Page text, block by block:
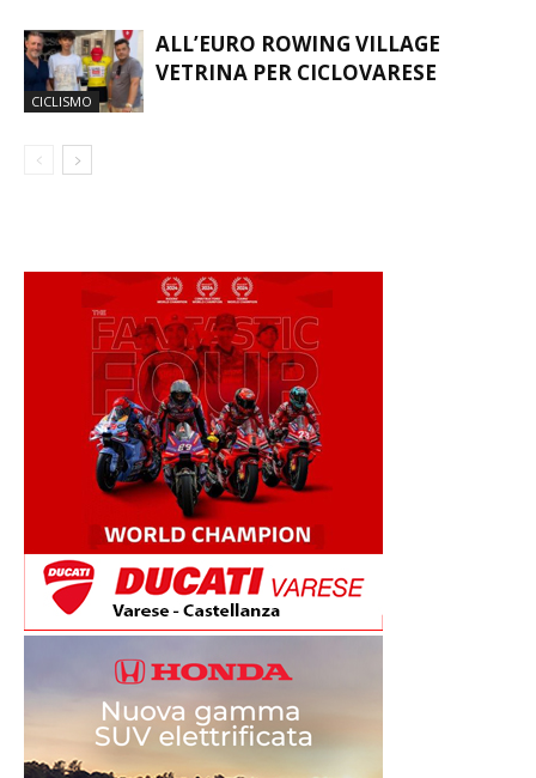
CICLISMO
ALL’EURO ROWING VILLAGE
VETRINA PER CICLOVARESE